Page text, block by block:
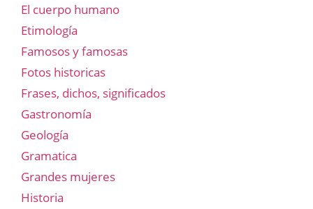
El cuerpo humano
Etimología
Famosos y famosas
Fotos historicas
Frases, dichos, significados
Gastronomía
Geología
Gramatica
Grandes mujeres
Historia